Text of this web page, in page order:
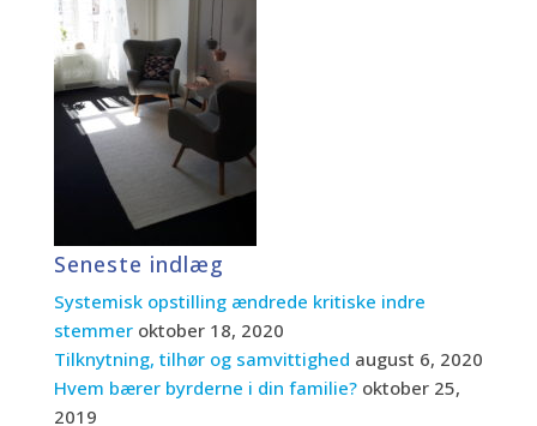
Seneste indlæg
Systemisk opstilling ændrede kritiske indre
stemmer oktober 18, 2020
Tilknytning, tilhør og samvittighed august 6, 2020
Hvem bærer byrderne i din familie? oktober 25,
2019